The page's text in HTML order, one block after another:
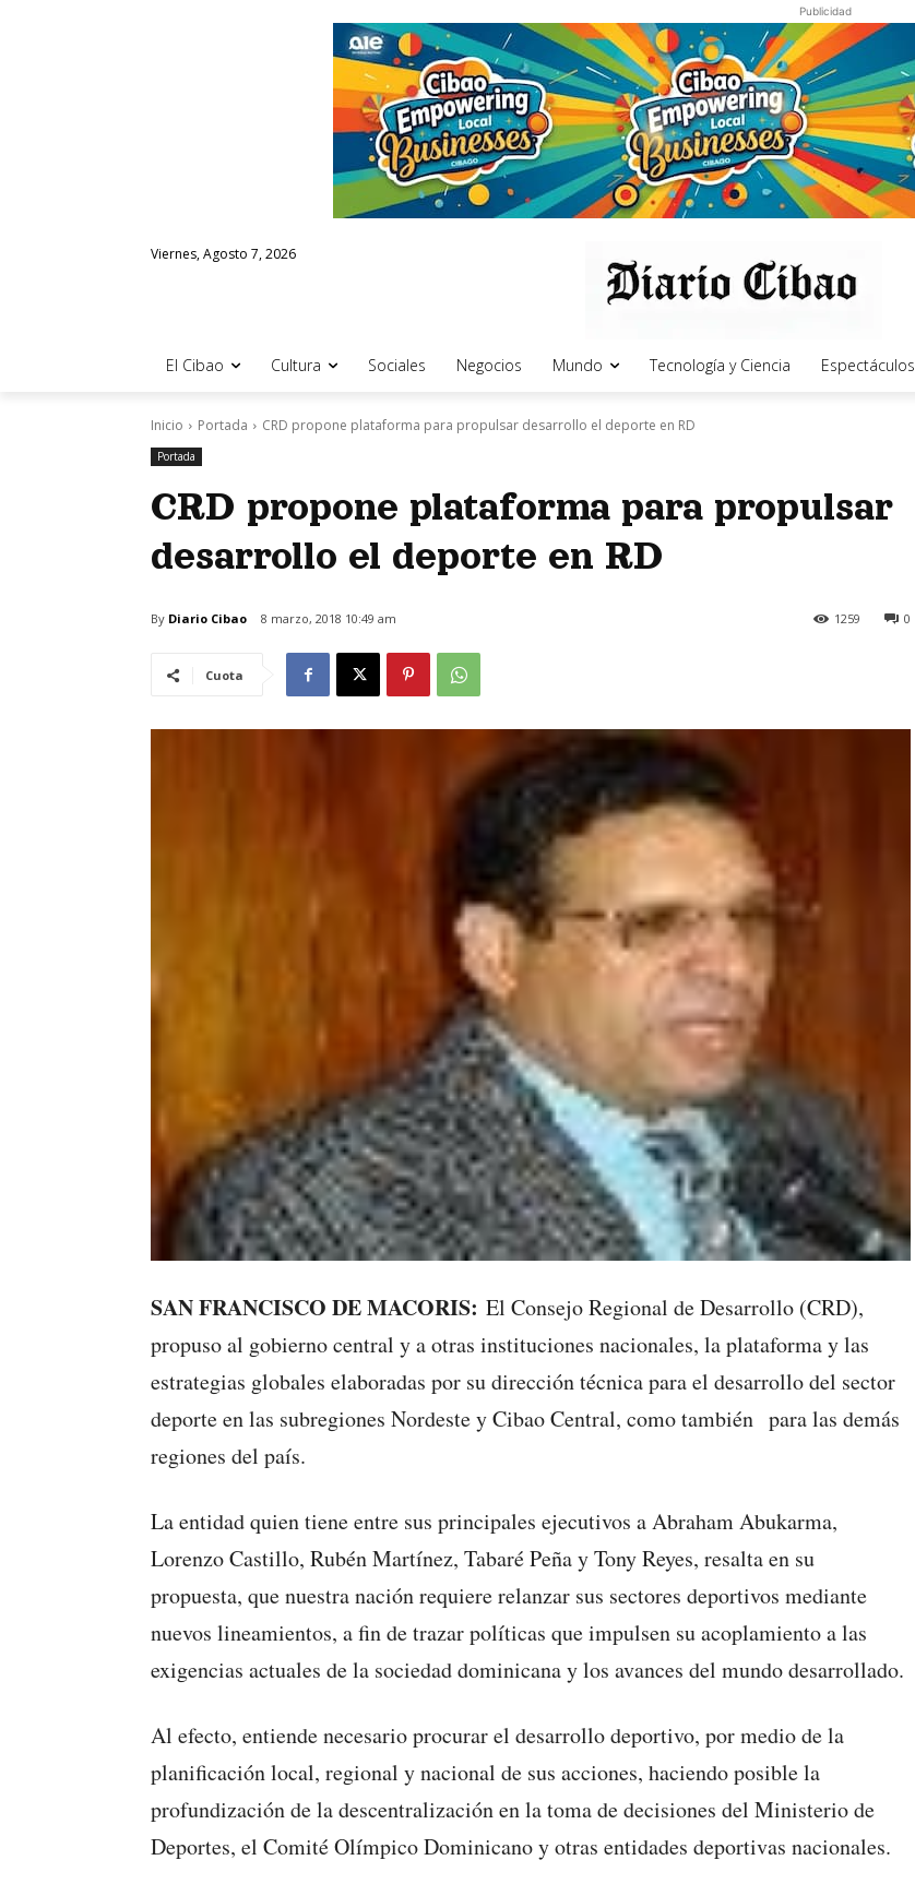
Publicidad
Viernes, Agosto 7, 2026
El Cibao Cultura Sociales Negocios Mundo Tecnología y Ciencia Espectáculos
Inicio Portada CRD propone plataforma para propulsar desarrollo el deporte en RD
Portada
CRD propone plataforma para propulsar
desarrollo el deporte en RD
By Diario Cibao 8 marzo, 2018 10:49 am 0
1259
Cuota
SAN FRANCISCO DE MACORIS: El Consejo Regional de Desarrollo (CRD),
propuso al gobierno central y a otras instituciones nacionales, la plataforma y las
estrategias globales elaboradas por su dirección técnica para el desarrollo del sector
deporte en las subregiones Nordeste y Cibao Central, como también para las demás
regiones del país.
La entidad quien tiene entre sus principales ejecutivos a Abraham Abukarma,
Lorenzo Castillo, Rubén Martínez, Tabaré Peña y Tony Reyes, resalta en su
propuesta, que nuestra nación requiere relanzar sus sectores deportivos mediante
nuevos lineamientos, a fin de trazar políticas que impulsen su acoplamiento a las
exigencias actuales de la sociedad dominicana y los avances del mundo desarrollado.
Al efecto, entiende necesario procurar el desarrollo deportivo, por medio de la
planificación local, regional y nacional de sus acciones, haciendo posible la
profundización de la descentralización en la toma de decisiones del Ministerio de
Deportes, el Comité Olímpico Dominicano y otras entidades deportivas nacionales.